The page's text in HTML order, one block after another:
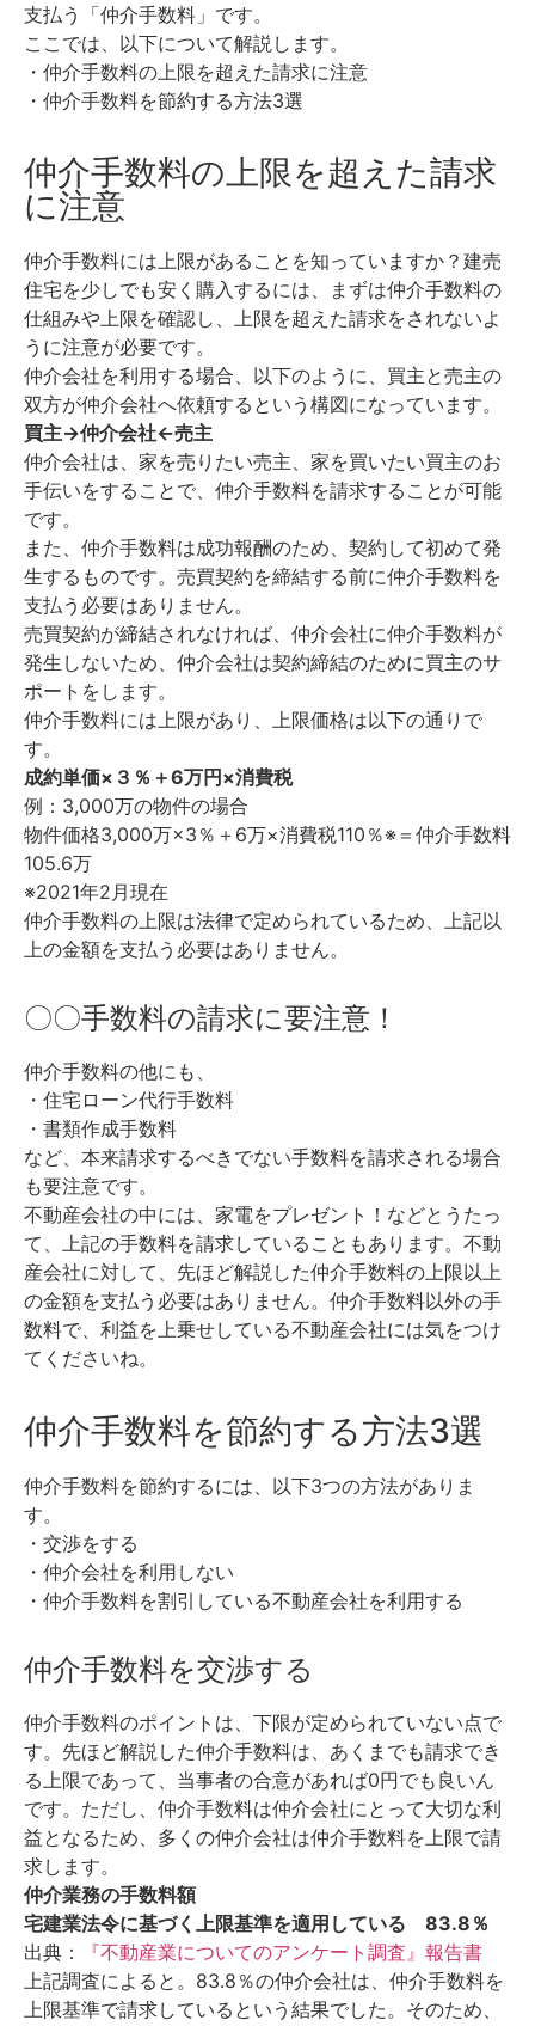
支払う「仲介手数料」です。
ここでは、以下について解説します。
・仲介手数料の上限を超えた請求に注意
・仲介手数料を節約する方法3選
仲介手数料の上限を超えた請求
に注意
仲介手数料には上限があることを知っていますか？ 建売
住宅を少しでも安く購入するには、まずは仲介手数料の
仕組みや上限を確認し、上限を超えた請求をされないよ
うに注意が必要です。
仲介会社を利用する場合、以下のように、買主と売主の
双方が仲介会社へ依頼するという構図になっています。
買主→仲介会社←売主
仲介会社は、家を売りたい売主、家を買いたい買主のお
手伝いをすることで、仲介手数料を請求することが可能
です。
また、仲介手数料は成功報酬のため、契約して初めて発
生するものです。売買契約を締結する前に仲介手数料を
支払う必要はありません。
売買契約が締結されなければ、仲介会社に仲介手数料が
発生しないため、仲介会社は契約締結のために買主のサ
ポートをします。
仲介手数料には上限があり、上限価格は以下の通りで
す。
成約単価×３％＋6万円×消費税
例：3,000万の物件の場合
物件価格3,000万×3％＋6万×消費税110％※＝仲介手数料
105.6万
※2021年2月現在
仲介手数料の上限は法律で定められているため、上記以
上の金額を支払う必要はありません。
〇〇手数料の請求に要注意！
仲介手数料の他にも、
・住宅ローン代行手数料
・書類作成手数料
など、本来請求するべきでない手数料を請求される場合
も要注意です。
不動産会社の中には、家電をプレゼント！などとうたっ
て、上記の手数料を請求していることもあります。 不動
産会社に対して、先ほど解説した仲介手数料の上限以上
の金額を支払う必要はありません。 仲介手数料以外の手
数料で、利益を上乗せしている不動産会社には気をつけ
てくださいね。
仲介手数料を節約する方法3選
仲介手数料を節約するには、以下3つの方法がありま
す。
・交渉をする
・仲介会社を利用しない
・仲介手数料を割引している不動産会社を利用する
仲介手数料を交渉する
仲介手数料のポイントは、下限が定められていない点で
す。 先ほど解説した仲介手数料は、あくまでも請求でき
る上限であって、当事者の合意があれば0円でも良いん
です。 ただし、仲介手数料は仲介会社にとって大切な利
益となるため、多くの仲介会社は仲介手数料を上限で請
求します。
仲介業務の手数料額
宅建業法令に基づく上限基準を適用している 83.8％
出典：
『不動産業についてのアンケート調査』報告書
上記調査によると。83.8％の仲介会社は、仲介手数料を
上限基準で請求しているという結果でした。そのため、